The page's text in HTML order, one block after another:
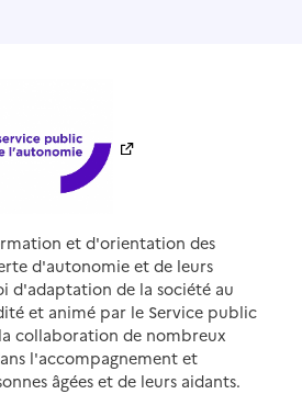
et d'orientation des
d'autonomie et de leurs
d'adaptation de la société au
et animé par le Service public
collaboration de nombreux
l'accompagnement et
âgées et de leurs aidants.